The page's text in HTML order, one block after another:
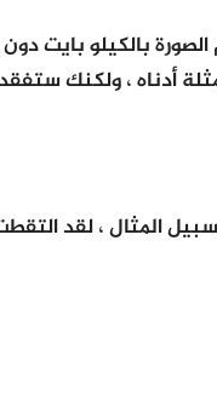
بالكيلو بايت
أدناه ، ولكنك